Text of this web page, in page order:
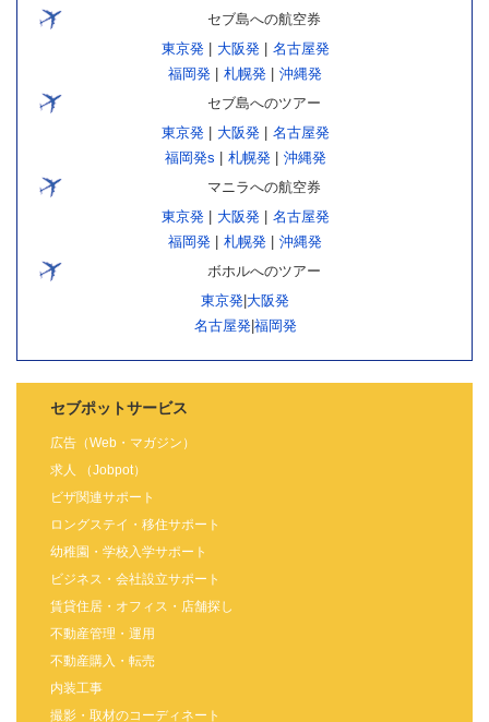
セブ島への航空券
東京発| 大阪発| 名古屋発
福岡発 | 札幌発 | 沖縄発
セブ島へのツアー
東京発| 大阪発| 名古屋発
福岡発s | 札幌発| 沖縄発
マニラへの航空券
東京発| 大阪発| 名古屋発
福岡発 | 札幌発 | 沖縄発
ボホルへのツアー
東京発|大阪発
名古屋発|福岡発
セブポットサービス
広告（Web・マガジン）
求人 （Jobpot）
ビザ関連サポート
ロングステイ・移住サポート
幼稚園・学校入学サポート
ビジネス・会社設立サポート
賃貸住居・オフィス・店舗探し
不動産管理・運用
不動産購入・転売
内装工事
撮影・取材のコーディネート